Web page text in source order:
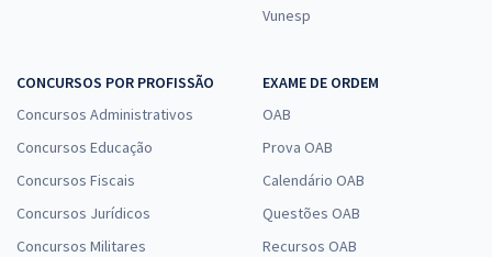
Vunesp
CONCURSOS POR PROFISSÃO
Concursos Administrativos
Concursos Educação
Concursos Fiscais
Concursos Jurídicos
Concursos Militares
EXAME DE ORDEM
OAB
Prova OAB
Calendário OAB
Questões OAB
Recursos OAB